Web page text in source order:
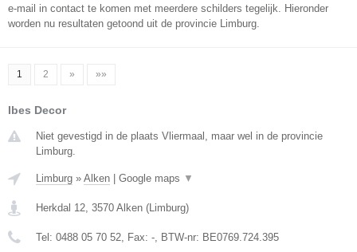
e-mail in contact te komen met meerdere schilders tegelijk. Hieronder
worden nu resultaten getoond uit de provincie Limburg.
1 2 » »»
Ibes Decor
Niet gevestigd in de plaats Vliermaal, maar wel in de provincie
Limburg.
Limburg » Alken Google maps ▼
Herkdal 12, 3570 Alken (Limburg)
Tel: 0488 05 70 52, Fax: -, BTW-nr: BE0769.724.395